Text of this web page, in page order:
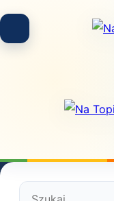
content
Szukaj: